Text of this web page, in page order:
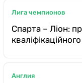
Лига чемпионов
Спарта – Ліон:
Англия